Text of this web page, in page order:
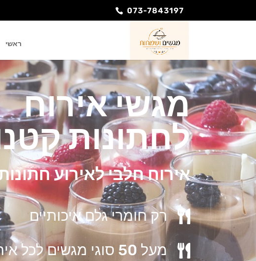
073-7843197
ראשי
מגשי אירוח
לחתונות
אירוח חלבי לאירוע
 רק חומרי גלם איכותיים
 מעל 50 סוגי מגשים לכל אירוע